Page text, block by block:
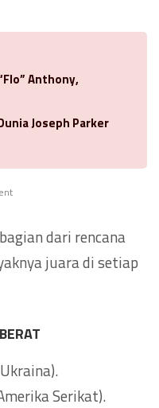
Anthony,
Joseph Parker
dari rencana
juara di setiap
Serikat).